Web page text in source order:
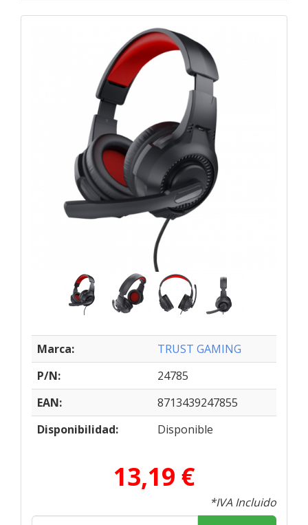
Marca:
TRUST GAMING
P/N:
24785
EAN:
8713439247855
Disponibilidad:
Disponible
13,19 €
*IVA Incluido